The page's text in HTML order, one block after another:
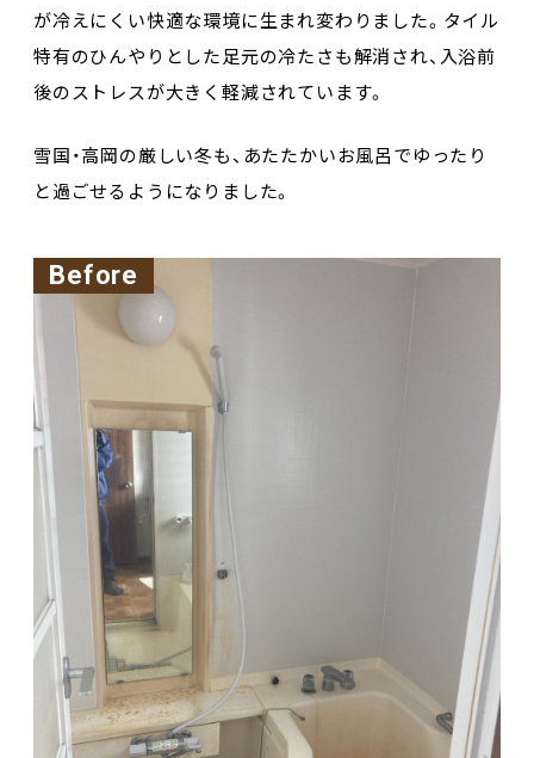
が冷えにくい快適な環境に生まれ変わりました。タイル
特有のひんやりとした足元の冷たさも解消され、入浴前
後のストレスが大きく軽減されています。
雪国・高岡の厳しい冬も、あたたかいお風呂でゆったり
と過ごせるようになりました。
Before